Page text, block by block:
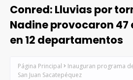
Conred: Lluvias por
Nadine provocaron
en 12 departamentos
Página Principal
Inauguran programa
San Juan Sacatepéquez